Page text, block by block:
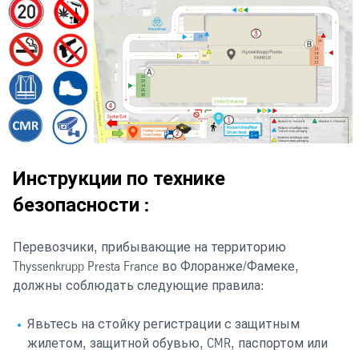
Инструкции по технике
безопасности :
Перевозчики, прибывающие на территорию
Thyssenkrupp Presta France во Флоранже/Фамеке,
должны соблюдать следующие правила:
Явьтесь на стойку регистрации с защитным
жилетом, защитной обувью, CMR, паспортом или